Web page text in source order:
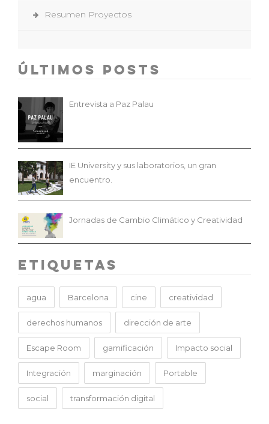
Resumen Proyectos
Últimos Posts
Entrevista a Paz Palau
IE University y sus laboratorios, un gran
encuentro.
Jornadas de Cambio Climático y Creatividad
Etiquetas
agua Barcelona cine creatividad
derechos humanos dirección de arte
Escape Room gamificación Impacto social
Integración marginación Portable
social transformación digital